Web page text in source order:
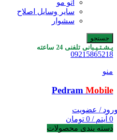
اتو مو
سایر وسایل اصلاح
سشوار
جستجو
پـشـتـیـبانی تلفنی 24 ساعته
09215865218
منو
Pedram Mobile
/ عضویت
0 آیتم /
0 تومان
دسته بندی محصولات